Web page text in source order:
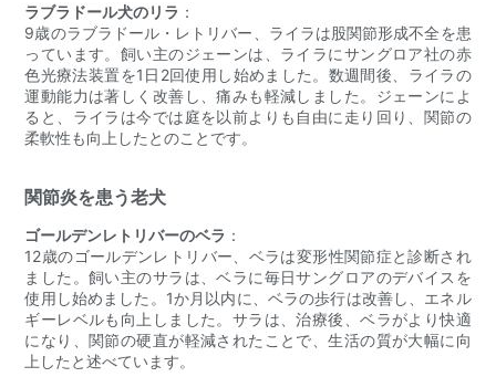
ラブラドール犬のリラ ：
9歳のラブラドール・レトリバー、ライラは股関節形成不全を患
っています。飼い主のジェーンは、ライラにサングロア社の赤
色光療法装置を1日2回使用し始めました。数週間後、ライラの
運動能力は著しく改善し、痛みも軽減しました。ジェーンによ
ると、ライラは今では庭を以前よりも自由に走り回り、関節の
柔軟性も向上したとのことです。
関節炎を患う老犬
ゴールデンレトリバーのベラ ：
12歳のゴールデンレトリバー、ベラは変形性関節症と診断され
ました。飼い主のサラは、ベラに毎日サングロアのデバイスを
使用し始めました。1か月以内に、ベラの歩行は改善し、エネル
ギーレベルも向上しました。サラは、治療後、ベラがより快適
になり、関節の硬直が軽減されたことで、生活の質が大幅に向
上したと述べています。